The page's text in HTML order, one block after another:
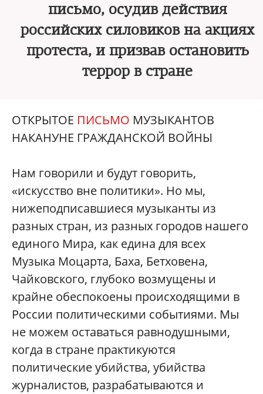
письмо, осудив действия
российских силовиков на акциях
протеста, и призвав остановить
террор в стране
ОТКРЫТОЕ ПИСЬМО МУЗЫКАНТОВ
НАКАНУНЕ ГРАЖДАНСКОЙ ВОЙНЫ
Нам говорили и будут говорить,
«искусство вне политики». Но мы,
нижеподписавшиеся музыканты из
разных стран, из разных городов нашего
единого Мира, как едина для всех
Музыка Моцарта, Баха, Бетховена,
Чайковского, глубоко возмущены и
крайне обеспокоены происходящими в
России политическими событиями. Мы
не можем оставаться равнодушными,
когда в стране практикуются
политические убийства, убийства
журналистов, разрабатываются и